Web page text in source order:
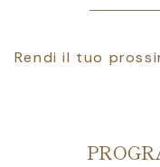
Rendi il tuo